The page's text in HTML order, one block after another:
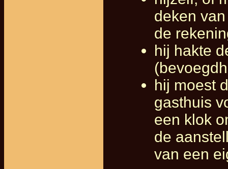
deken
de
hij hakte
hij moest
gasthuis
een klok
de
van een